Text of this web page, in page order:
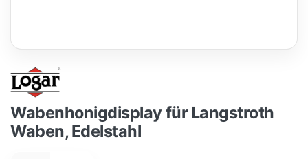
Wabenhonigdisplay für Langstroth
Waben, Edelstahl